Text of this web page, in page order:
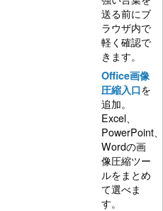
送る前にブ
ラウザ内で
軽く確認で
きます。
Office画像
圧縮入口を
追加。
Excel、
PowerPoint
Wordの画
像圧縮ツー
ルをまとめ
て選べま
す。